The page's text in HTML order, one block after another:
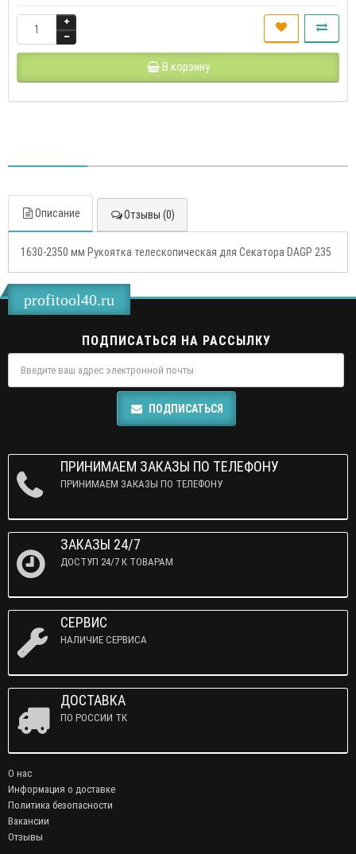
В корзину
Описание Отзывы (0)
1630-2350 мм Рукоятка телескопическая для Секатора DAGP 235
profitool40.ru
ПОДПИСАТЬСЯ НА РАССЫЛКУ
ПОДПИСАТЬСЯ
ПРИНИМАЕМ ЗАКАЗЫ ПО ТЕЛЕФОНУ
ПРИНИМАЕМ ЗАКАЗЫ ПО ТЕЛЕФОНУ
ЗАКАЗЫ 24/7
ДОСТУП 24/7 К ТОВАРАМ
СЕРВИС
НАЛИЧИЕ СЕРВИСА
ДОСТАВКА
ПО РОССИИ ТК
О нас
Информация о доставке
Политика безопасности
Вакансии
Отзывы